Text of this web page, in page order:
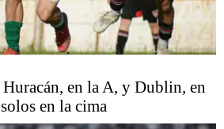
en la A, y Dublin, en
en la cima